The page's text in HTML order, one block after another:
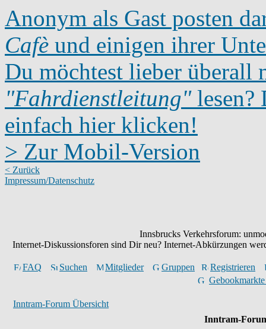
Anonym als Gast posten
Cafè und einigen ihrer
Du möchtest lieber überall
"Fahrdienstleitung"lesen?
einfach hier klicken!
> Zur Mobil-Version
< Zurück
Impressum/Datenschutz
Innsbrucks Verkehrsforum:
Internet-Diskussionsforen sind Dir neu? Internet-Abkürzungen
FAQ Suchen Mitglieder Gruppen
Registrieren
Inntram-Forum Übersicht
Inntram-